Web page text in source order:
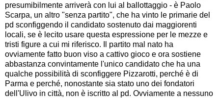
presumibilmente arriverà con lui al ballottaggio - è Paolo
Scarpa, un altro "senza partito", che ha vinto le primarie del
pd sconfiggendo il candidato sostenuto dai maggiorenti
locali, se è lecito usare questa espressione per le mezze e
tristi figure a cui mi riferisco. Il partito mal nato ha
ovviamente fatto buon viso a cattivo gioco e ora sostiene
abbastanza convintamente l'unico candidato che ha una
qualche possibilità di sconfiggere Pizzarotti, perché è di
Parma e perché, nonostante sia stato uno dei fondatori
dell'Ulivo in città, non è iscritto al pd. Ovviamente a nessuno